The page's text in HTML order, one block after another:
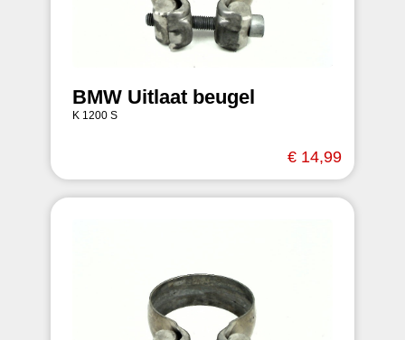
BMW Uitlaat beugel
K 1200 S
€ 14,99